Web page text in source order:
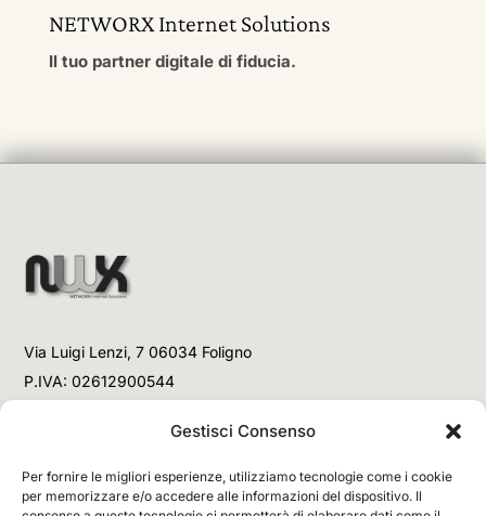
Gestisci Consenso
Per fornire le migliori esperienze, utilizziamo tecnologie come i cookie
per memorizzare e/o accedere alle informazioni del dispositivo. Il
NETWORX Internet Solutions
Il tuo partner digitale di fiducia.
Via Luigi Lenzi, 7 06034 Foligno
P.IVA: 02612900544
+39 3477853708 (Chiamata)